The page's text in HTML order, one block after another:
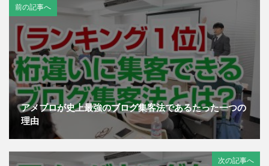
前の記事へ
アメブロが史上最強のブログ集客法であるたった一つの
理由
次の記事へ